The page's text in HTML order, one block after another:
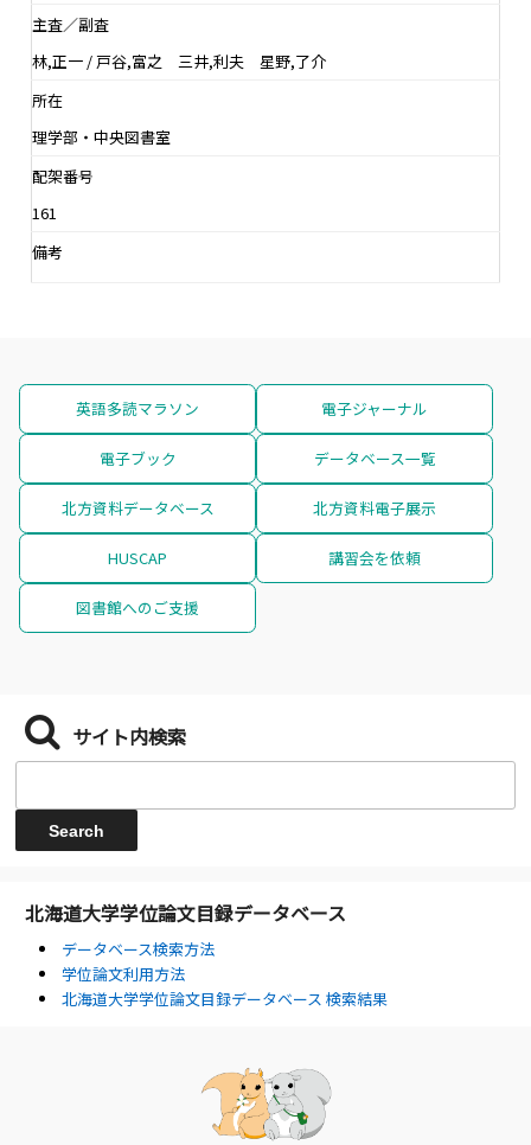
主査／副査
林,正一 / 戸谷,富之 三井,利夫 星野,了介
所在
理学部・中央図書室
配架番号
161
備考
英語多読マラソン 電子ジャーナル
電子ブック データベース一覧
北方資料データベース 北方資料電子展示
HUSCAP 講習会を依頼
図書館へのご支援
サイト内検索
北海道大学学位論文目録データベース
データベース検索方法
学位論文利用方法
北海道大学学位論文目録データベース 検索結果